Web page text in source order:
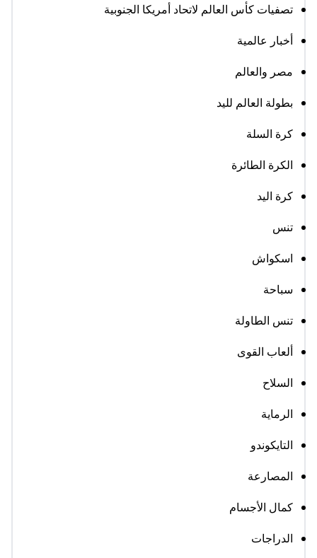
تصفيات كأس العالم لاتحاد أمريكا الجنوبية
أخبار عالمية
مصر والعالم
بطولة العالم لليد
كرة السلة
الكرة الطائرة
كرة اليد
تنس
اسكواش
سباحة
تنس الطاولة
ألعاب القوى
السلاح
الرماية
التايكوندو
المصارعة
كمال الأجسام
الدراجات